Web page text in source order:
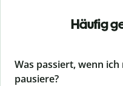
Häufig
Was passiert, wenn
pausiere?